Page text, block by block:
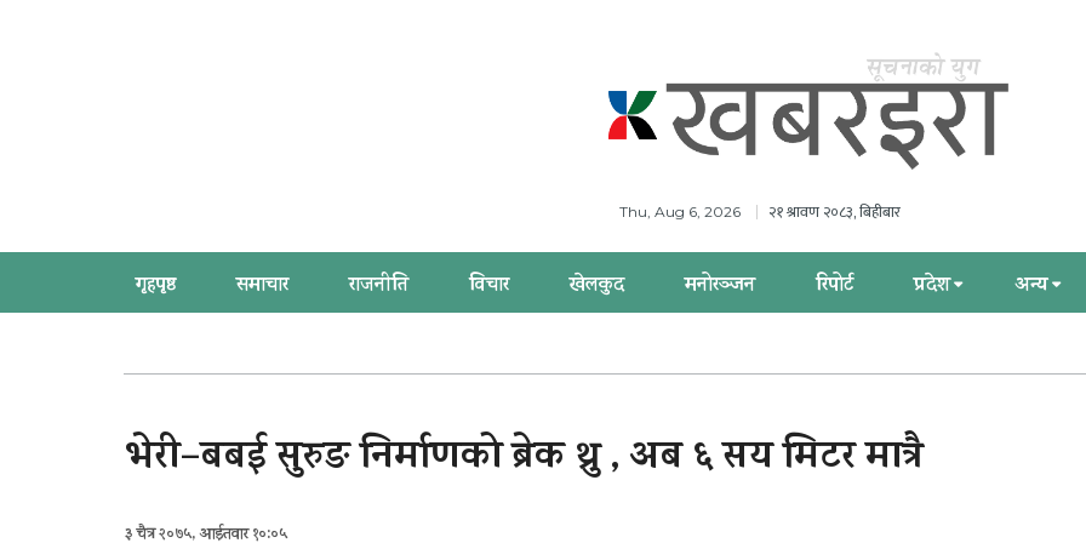
Thu, Aug 6, 2026 २१ श्रावण २०८३, बिहीबार
गृहपृष्ठ समाचार राजनीति विचार खेलकुद मनोरञ्जन रिपोर्ट प्रदेश अन्य
भेरी–बबई सुरुङ निर्माणको ब्रेक थ्रु , अब ६ सय मिटर मात्रै
३ चैत्र २०७५, आईतवार १०:०५